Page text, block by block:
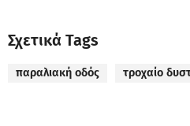
Σχετικά Tags
παραλιακή οδός τροχαίο